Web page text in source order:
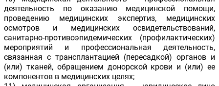
деятельность по оказанию медицинской помощи,
проведению медицинских экспертиз, медицинских
осмотров и медицинских освидетельствований,
санитарно-противоэпидемических (профилактических)
мероприятий и профессиональная деятельность,
связанная с трансплантацией (пересадкой) органов и
(или) тканей, обращением донорской крови и (или) ее
компонентов в медицинских целях;